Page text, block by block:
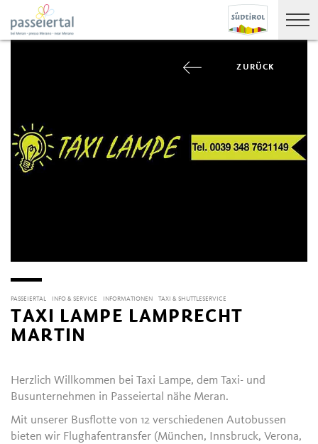
ZURÜCK
PASSEIERTAL INFO & SERVICE INFORMATIONEN TAXI & SHUTTLESERVICE
TAXI LAMPE LAMPRECHT
MARTIN
Herzlich Willkommen bei Taxi Lampe, dem Taxi- und
Busunternehmen in Passeiertal nähe Meran.
Mit unserer Busflotte von 12 verschiedenen Autobussen
bieten wir Flughafentransfer (München, Innsbruck, Verona,